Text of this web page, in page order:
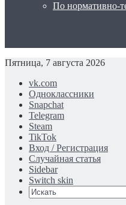
По нормативно-
Пятница, 7 августа 2026
vk.com
Одноклассники
Snapchat
Telegram
Steam
TikTok
Вход / Регистрация
Случайная статья
Sidebar
Switch skin